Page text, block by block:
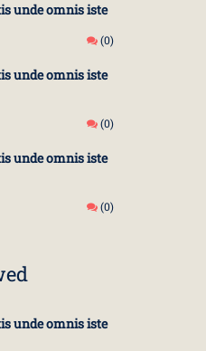
unde omnis iste
(0)
unde omnis iste
(0)
unde omnis iste
(0)
unde omnis iste